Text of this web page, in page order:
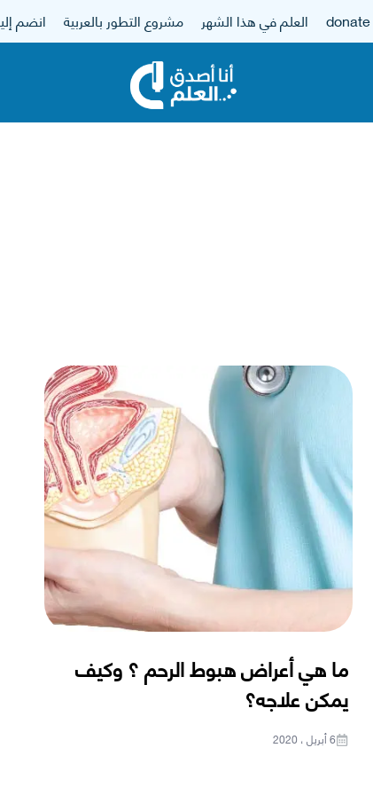
العلم في هذا الشهر مشروع التطور بالعربية انضم
ما هي أعراض هبوط الرحم ؟ وكيف
يمكن علاجه؟
6 أبريل ، 2020